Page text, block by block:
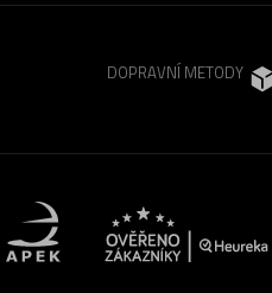
DOPRAVNÍ METODY